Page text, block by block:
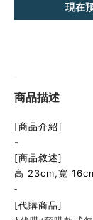
現在
商品描述
[商品介紹]
-
[商品敘述]
高 23cm,寬
-
[代購商品]